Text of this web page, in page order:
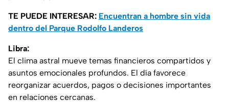
TE PUEDE INTERESAR: Encuentran a hombre sin vida
dentro del Parque Rodolfo Landeros
Libra:
El clima astral mueve temas financieros compartidos y
asuntos emocionales profundos. El día favorece
reorganizar acuerdos, pagos o decisiones importantes
en relaciones cercanas.